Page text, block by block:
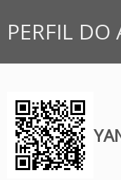
PERFIL DO